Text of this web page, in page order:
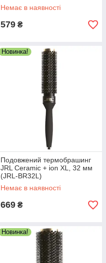
Немає в наявності
579 ₴
Новинка!
Подовжений термобрашинг
JRL Ceramic + ion XL, 32 мм
(JRL-BR32L)
Немає в наявності
669 ₴
Новинка!